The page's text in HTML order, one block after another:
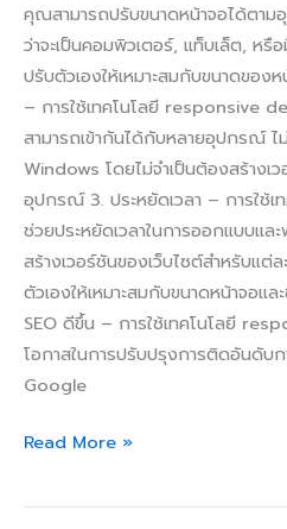
คุณสามารถปรับขนาดหน้าจอได้ตา
ว่าจะเป็นคอมพิวเตอร์, แท็บเล็ต, ห
ปรับตัวเองให้เหมาะสมกับขนาดของ
– การใช้เทคโนโลยี responsive
สามารถเข้ากันได้กับหลายอุปกรณ์ ไ
Windows โดยไม่จำเป็นต้องสร้างเ
อุปกรณ์ 3. ประหยัดเวลา – การใช้
ช่วยประหยัดเวลาในการออกแบบแ
สร้างเวอร์ชันของเว็บไซต์สำหรับแต่
ตัวเองให้เหมาะสมกับขนาดหน้าจอ
SEO ดีขึ้น – การใช้เทคโนโลยี
โอกาสในการปรับปรุงการติดอันดับ
Google
Read More »